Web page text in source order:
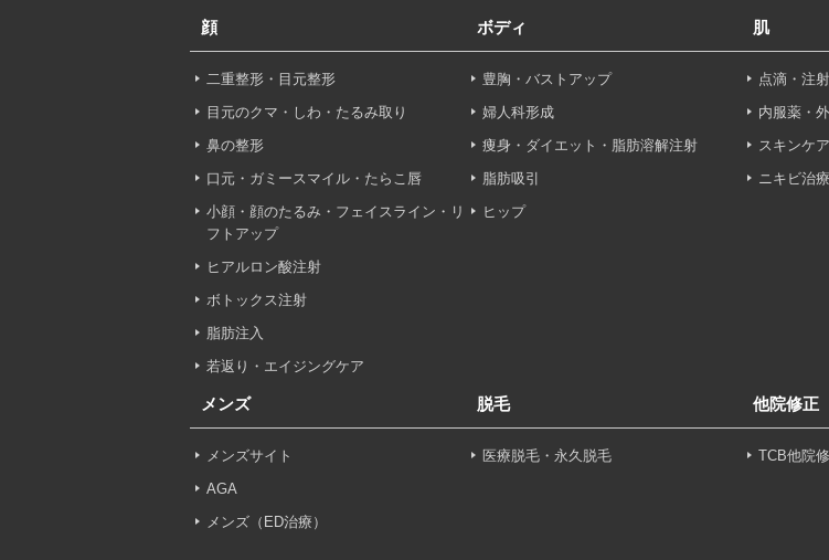
患者様の同意を得た上で、以下の情報をパブリックDMP事業者およ
から取得し、TCBグループが既に有している患者様の個人情報と紐づ
【利用目的】
・クリニックの来院予約、医療サービスの提供、医療関連商品の販
のサービス提供のため
・医療サービスの提供に関する他の医療機関、検査機関及び研究機関
・サービス向上を目的とした医療サービス・販売する医療関連商品
・閲覧記録等から趣味・嗜好を分析した情報を使用しての広告に利用
顔
二重整形・目元整形
目元のクマ・しわ・たるみ取り
鼻の整形
口元・ガミースマイル・たらこ唇
小顔・顔のたるみ・フェイスライン・リ
フトアップ
ヒアルロン酸注射
ボトックス注射
脂肪注入
若返り・エイジングケア
ボディ
豊胸・バストアップ
婦人科形成
痩身・ダイエット・脂肪溶解注射
脂肪吸引
ヒップ
肌
点滴・注
内服薬・
スキンケ
ニキビ治
メンズ
メンズサイト
AGA
メンズ（ED治療）
脱毛
医療脱毛・永久脱毛
他院修正
TCB他院